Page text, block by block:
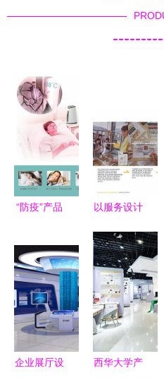
“防疫”产品
与意义
以服务设计
学申请作品
集 平面设
计转型路径
与案例解析
企业展厅设
西华大学产